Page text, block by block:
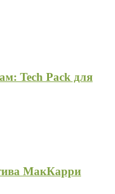
Tech Pack для
МакКарри